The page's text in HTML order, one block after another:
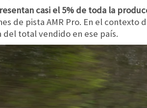
casi el 5% de toda la
de pista AMR Pro. En el
total vendido en ese país.